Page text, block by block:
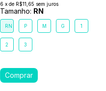
6 x de R$11,65 sem juros
Tamanho: RN
RN P M G 1
2 3